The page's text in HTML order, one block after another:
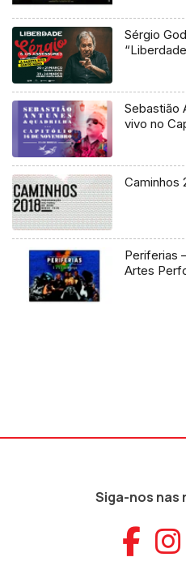
Sérgio
Sebastião
vivo no
Caminhos
Periferias
Artes
Siga-nos nas